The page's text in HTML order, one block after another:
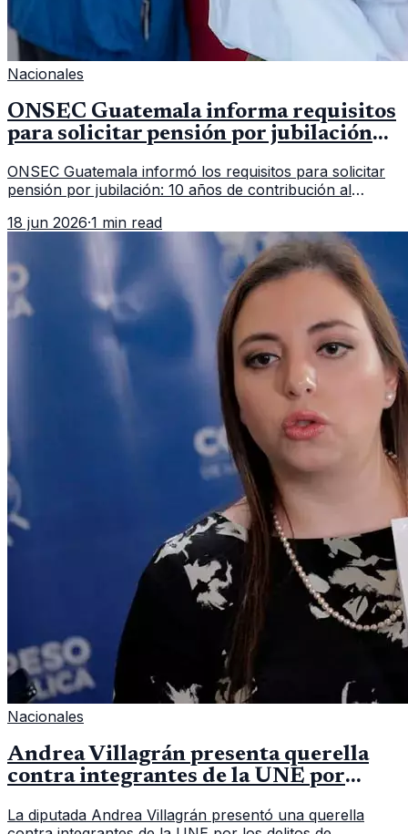
Nacionales
ONSEC Guatemala informa requisitos
para solicitar pensión por jubilación
ONSEC Guatemala informó los requisitos para solicitar
pensión por jubilación: 10 años de contribución al
importar edad.
18 jun 2026·1 min read
Nacionales
Andrea Villagrán presenta querella
contra integrantes de la UNE por
La diputada Andrea Villagrán presentó una querella